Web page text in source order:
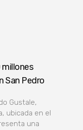
millones
San Pedro
Gustale,
ubicada en el
una